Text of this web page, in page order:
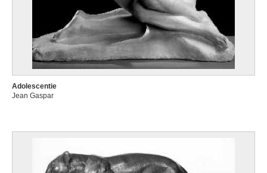
Adolescentie
Jean Gaspar